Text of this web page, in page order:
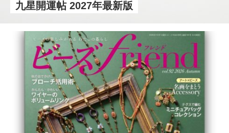
九星開運帖 2027年最新版